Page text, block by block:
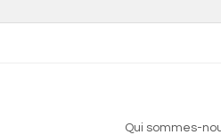
Qui sommes-